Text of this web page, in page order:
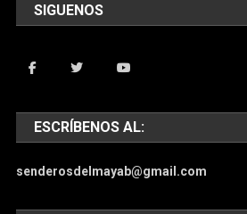
SIGUENOS
ESCRÍBENOS AL:
senderosdelmayab@gmail.com